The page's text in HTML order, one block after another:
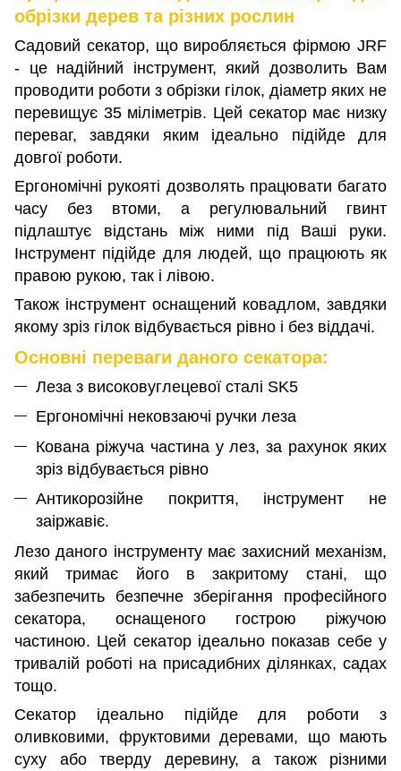
обрізки дерев та різних рослин
Садовий секатор, що виробляється фірмою JRF
- це надійний інструмент, який дозволить Вам
проводити роботи з обрізки гілок, діаметр яких не
перевищує 35 міліметрів. Цей секатор має низку
переваг, завдяки яким ідеально підійде для
довгої роботи.
Ергономічні рукояті дозволять працювати багато
часу без втоми, а регулювальний гвинт
підлаштує відстань між ними під Ваші руки.
Інструмент підійде для людей, що працюють як
правою рукою, так і лівою.
Також інструмент оснащений ковадлом, завдяки
якому зріз гілок відбувається рівно і без віддачі.
Основні переваги даного секатора:
Леза з високовуглецевої сталі SK5
Ергономічні нековзаючі ручки леза
Кована ріжуча частина у лез, за рахунок яких
зріз відбувається рівно
Антикорозійне покриття, інструмент не
заіржавіє.
Лезо даного інструменту має захисний механізм,
який тримає його в закритому стані, що
забезпечить безпечне зберігання професійного
секатора, оснащеного гострою ріжучою
частиною. Цей секатор ідеально показав себе у
тривалій роботі на присадибних ділянках, садах
тощо.
Секатор ідеально підійде для роботи з
оливковими, фруктовими деревами, що мають
суху або тверду деревину, а також різними